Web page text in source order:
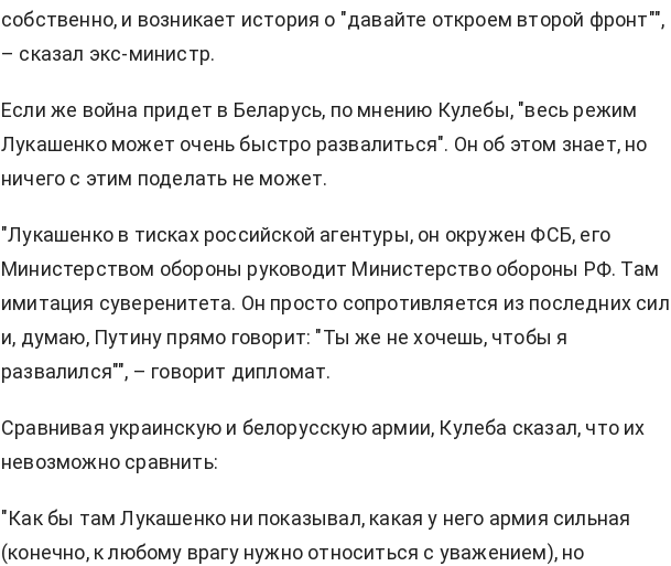
собственно, и возникает история о "давайте откроем второй фронт"",
– сказал экс-министр.
Если же война придет в Беларусь, по мнению Кулебы, "весь режим
Лукашенко может очень быстро развалиться". Он об этом знает, но
ничего с этим поделать не может.
"Лукашенко в тисках российской агентуры, он окружен ФСБ, его
Министерством обороны руководит Министерство обороны РФ. Там
имитация суверенитета. Он просто сопротивляется из последних сил
и, думаю, Путину прямо говорит: "Ты же не хочешь, чтобы я
развалился"", – говорит дипломат.
Сравнивая украинскую и белорусскую армии, Кулеба сказал, что их
невозможно сравнить:
"Как бы там Лукашенко ни показывал, какая у него армия сильная
(конечно, к любому врагу нужно относиться с уважением), но